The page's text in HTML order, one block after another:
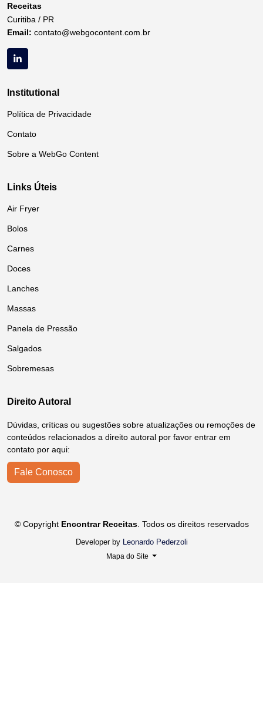
Receitas
Curitiba / PR
Email: contato@webgocontent.com.br
Institutional
Política de Privacidade
Contato
Sobre a WebGo Content
Links Úteis
Air Fryer
Bolos
Carnes
Doces
Lanches
Massas
Panela de Pressão
Salgados
Sobremesas
Direito Autoral
Dúvidas, críticas ou sugestões sobre atualizações ou remoções de
conteúdos relacionados a direito autoral por favor entrar em
contato por aqui:
Fale Conosco
© Copyright Encontrar Receitas. Todos os direitos reservados
Developer by Leonardo Pederzoli
Mapa do Site